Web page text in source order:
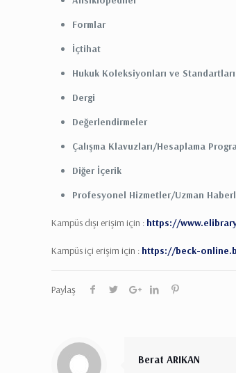
Formlar
İçtihat
Hukuk Koleksiyonları ve Standartları
Dergi
Değerlendirmeler
Çalışma Klavuzları/Hesaplama
Diğer İçerik
Profesyonel Hizmetler/Uzman
Kampüs dışı erişim için : https://
Kampüs içi erişim için : https://beck-
Paylaş
Berat ARIKAN